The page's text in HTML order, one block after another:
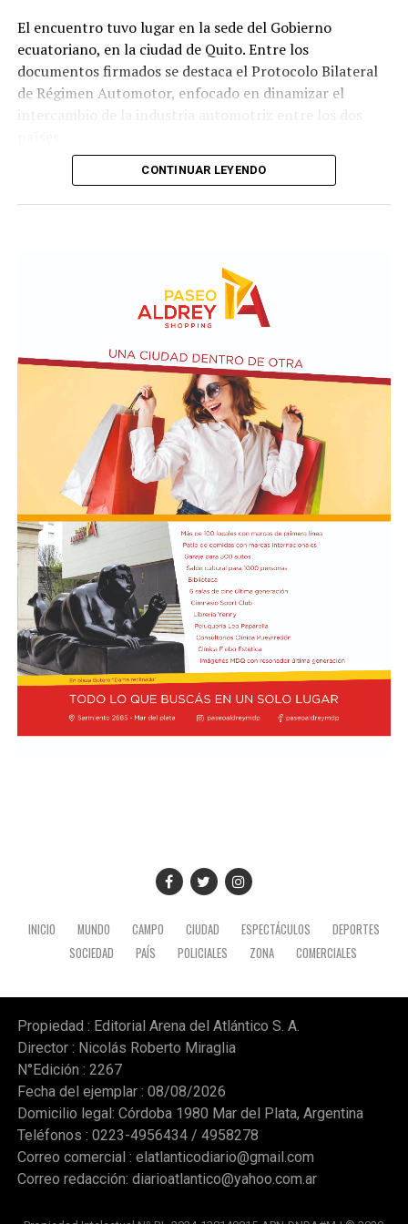
El encuentro tuvo lugar en la sede del Gobierno
ecuatoriano, en la ciudad de Quito. Entre los
documentos firmados se destaca el Protocolo Bilateral
de Régimen Automotor, enfocado en dinamizar el
Los mandatarios y las delegaciones. Presidencia de
Además, la representación argentina avanzó en la firma
de cuatro convenios: Acuerdo de Servicios Aéreos, para
potenciar la conectividad y el turismo; tratado de
Extradición, destinado a consolidar la cooperación en
materia de justicia; acuerdo de Cooperación para el Uso
Pacífico de la Energía Nuclear; y la declaración
Conjunta sobre Pesca Ilegal, No Declarada y No
Reglamentada (INDNR), enfocada en la protección y
soberanía de los recursos marinos, informó NA.
El canciller argentino Pablo Quirno y el ministro de
Defensa Nacional de Ecuador, Gian Carlo Loffredo,
las cámaras automotrices argentinas en el Ecuador.
Argentina, AFAC, ACARA, Toyota Argentina, Ford
Sudamérica y VW Group Argentina.
CONTINUAR LEYENDO
INICIO MUNDO CAMPO CIUDAD ESPECTÁCULOS
DEPORTES
SOCIEDAD
PAÍS POLICIALES ZONA COMERCIALES
Propiedad : Editorial Arena del Atlántico S. A.
Director : Nicolás Roberto Miraglia
N°Edición : 2267
Fecha del ejemplar : 08/08/2026
Domicilio legal: Córdoba 1980 Mar del Plata, Argentina
Teléfonos : 0223-4956434 / 4958278
Correo comercial : elatlanticodiario@gmail.com
Correo redacción: diarioatlantico@yahoo.com.ar